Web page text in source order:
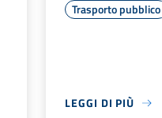
Trasporto pubblico
LEGGI DI PIÙ